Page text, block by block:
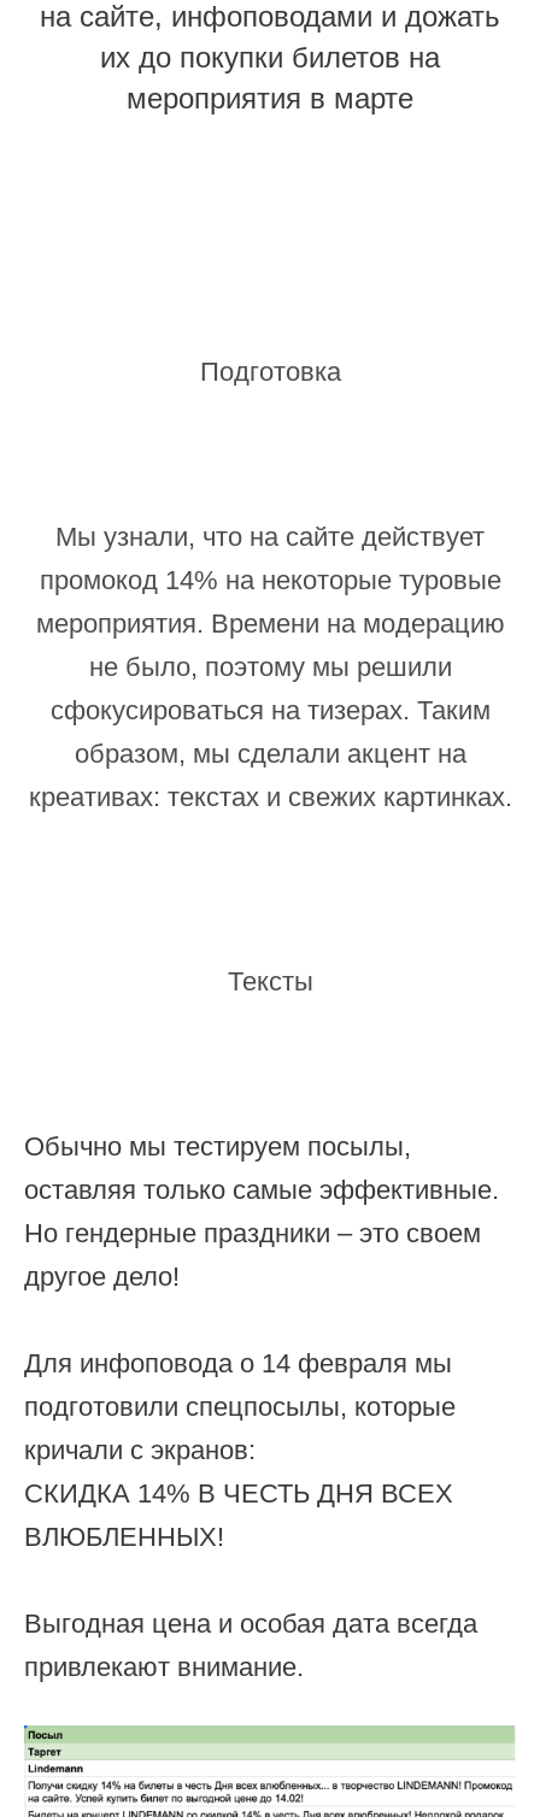
на сайте, инфоповодами и дожать
их до покупки билетов на
мероприятия в марте
Подготовка
Мы узнали, что на сайте действует
промокод 14% на некоторые туровые
мероприятия. Времени на модерацию
не было, поэтому мы решили
сфокусироваться на тизерах. Таким
образом, мы сделали акцент на
креативах: текстах и свежих картинках.
Тексты
Обычно мы тестируем посылы,
оставляя только самые эффективные.
Но гендерные праздники – это своем
другое дело!
Для инфоповода о 14 февраля мы
подготовили спецпосылы, которые
кричали с экранов:
СКИДКА 14% В ЧЕСТЬ ДНЯ ВСЕХ
ВЛЮБЛЕННЫХ!
Выгодная цена и особая дата всегда
привлекают внимание.